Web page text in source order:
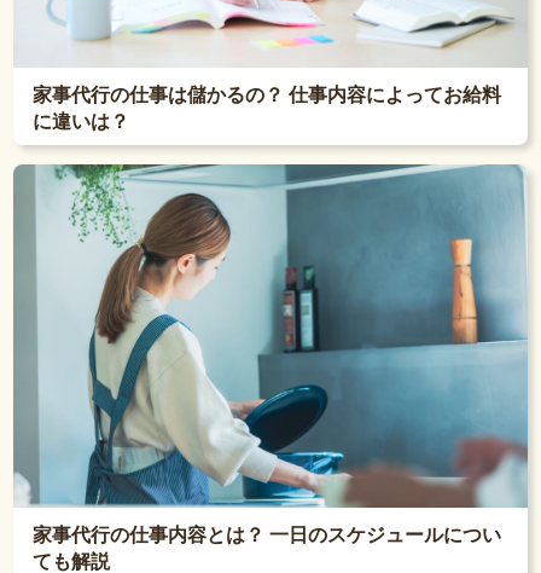
家事代行の仕事は儲かるの？ 仕事内容によってお給料
に違いは？
家事代行の仕事内容とは？ 一日のスケジュールについ
ても解説